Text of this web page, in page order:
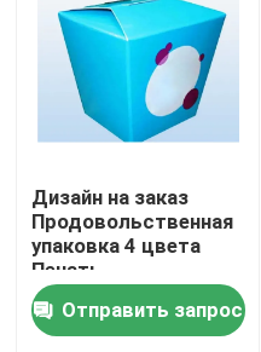
Продукция
О Компании
Наша фабрика
контроль качества
контактные данные
Дизайн на заказ
Продовольственная
упаковка 4 цвета
Печать
складываемые
китайские коробки
Отправить запрос